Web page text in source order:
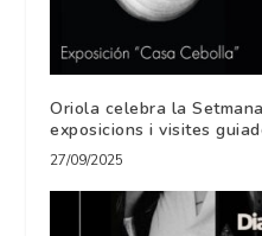
Oriola celebra la
exposicions i visites
27/09/2025